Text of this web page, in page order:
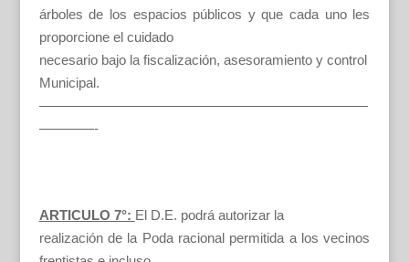
árboles de los espacios públicos y que cada uno les
proporcione el cuidado
necesario bajo la fiscalización, asesoramiento y control
Municipal.
————————————————————————
————-
ARTICULO 7°: El D.E. podrá autorizar la
realización de la Poda racional permitida a los vecinos